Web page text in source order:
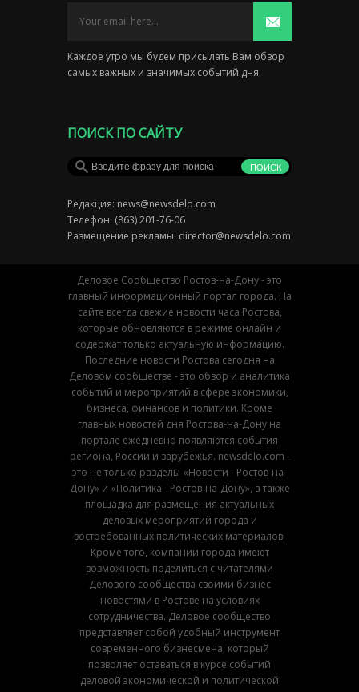
Каждое утро мы будем присылать Вам обзор
самых важных и значимых событий дня.
ПОИСК ПО САЙТУ
Редакция: news@newsdelo.com
Телефон: (863) 201-76-06
Размещение рекламы: director@newsdelo.com
Деловое Сообщество Ростов-на-Дону - это
главный информационный портал города. На
сайте всегда свежие новости часа Ростова,
которые обновляются в режиме онлайн и
содержат только актуальную информацию.
Последние новости Ростова сегодня на
Деловом сообществе - это обзор и аналитика
событий и мероприятий в сфере экономики,
бизнеса, финансов и политики. Кроме
главных новостей дня Ростова-на-Дону на
портале ежедневно появляются события
региона, России и зарубежья. newsdelo.com -
это не только разделы «Новости - Ростов-на-
Дону» и «Политика - Ростов-на-Дону», а также
площадка для размещения актуальных
деловых мероприятий города и
востребованных политических материалов.
Кроме того, компании города имеют
возможность поделиться с читателями
Делового сообщества своими бизнес
новостями в Ростове на условиях
сотрудничества. Деловое сообщество
представляет собой удобный инструмент
современного бизнесмена, который
позволяет оставаться в курсе событий
деловой экономической и политической